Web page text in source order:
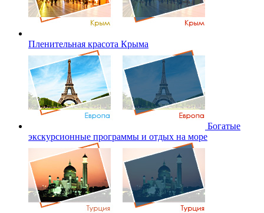
Пленительная красота Крыма
Богатые
экскурсионные программы и отдых на море